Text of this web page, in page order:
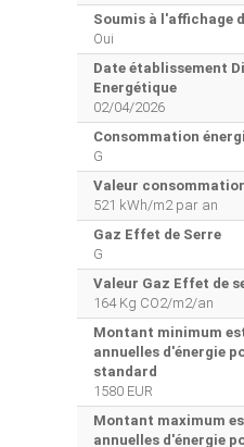
Soumis à l'affichage
Oui
Date établissement
Energétique
02/04/2026
Consommation
G
Valeur
521 kWh/m2 par an
Gaz Effet de Serre
G
Valeur Gaz Effet de
164 Kg CO2/m2/an
Montant minimum
annuelles d'énergie
standard
1580 EUR
Montant maximum
annuelles d'énergie